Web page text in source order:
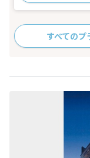
すべてのプ